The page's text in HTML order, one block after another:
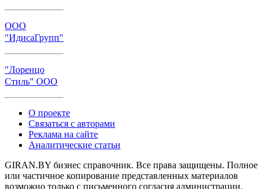
ООО
"ИдисаГрупп"
"Лоренцо
Стиль" ООО
О проекте
Связаться с авторами
Реклама на сайте
Аналитические статьи
GIRAN.BY бизнес справочник. Все права защищены. Полное
или частичное копирование представленных материалов
возможно только с письменного согласия администрации.